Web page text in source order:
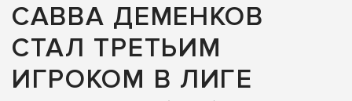
САВВА ДЕМЕНКОВ
СТАЛ ТРЕТЬИМ
ИГРОКОМ В ЛИГЕ